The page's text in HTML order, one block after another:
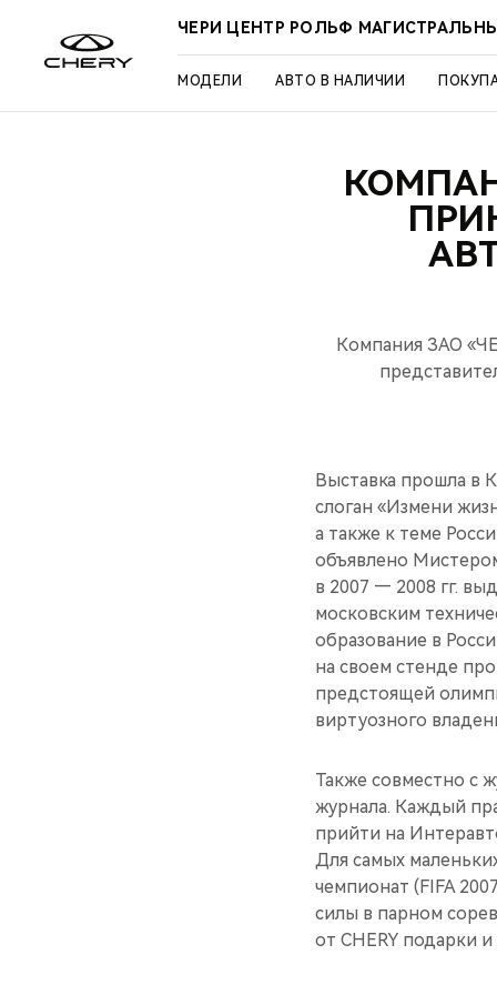
ЧЕРИ ЦЕНТР РОЛЬФ
МОДЕЛИ АВТО В НАЛИЧИИ
Компания ЗАО
Выставка прошла в
слоган «Измени
а также к теме
объявлено
в 2007 — 2008 гг.
московским
образование в
на своем стенде
предстоящей
виртуозного
Также совместно с
журнала. Каждый
прийти на
Для самых
чемпионат (FIFA
силы в парном
от CHERY подарки